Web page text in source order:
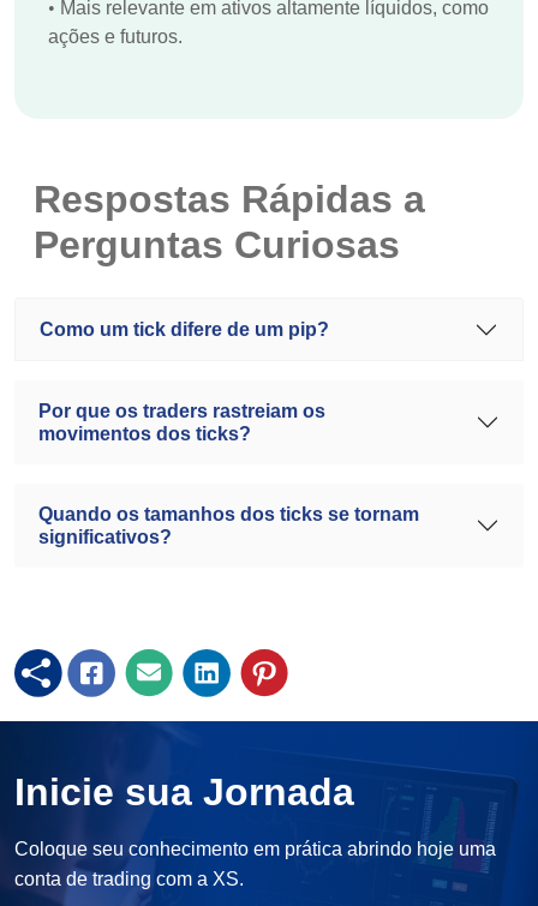
• Mais relevante em ativos altamente líquidos, como
ações e futuros.
Respostas Rápidas a
Perguntas Curiosas
Como um tick difere de um pip?
Por que os traders rastreiam os
movimentos dos ticks?
Quando os tamanhos dos ticks se tornam
significativos?
Inicie sua Jornada
Coloque seu conhecimento em prática abrindo hoje uma
conta de trading com a XS.